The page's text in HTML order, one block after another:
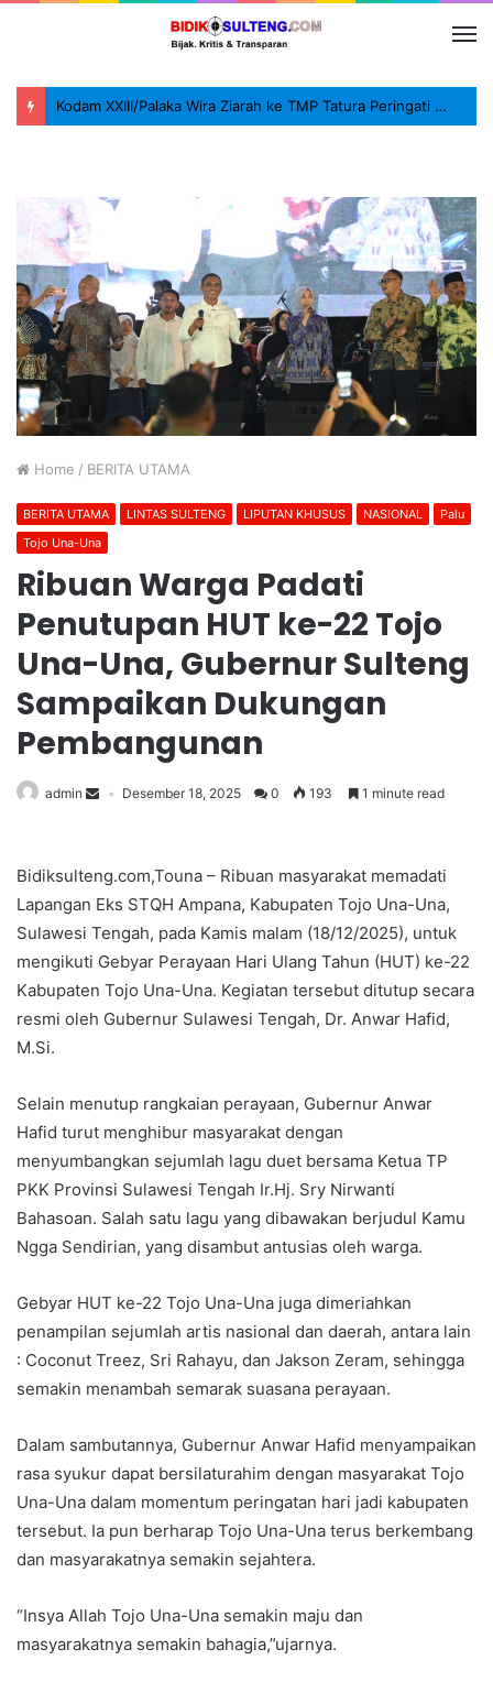
Kodam XXIII/Palaka Wira Ziarah ke TMP Tatura Peringati HUT ke-1
Home / BERITA UTAMA
BERITA UTAMA LINTAS SULTENG LIPUTAN KHUSUS NASIONAL
Palu
Tojo Una-Una
Ribuan Warga Padati
Penutupan HUT ke-22 Tojo
Una-Una, Gubernur Sulteng
Sampaikan Dukungan
Pembangunan
admin Desember 18, 2025 0 193 1 minute read
Bidiksulteng.com,Touna – Ribuan masyarakat memadati
Lapangan Eks STQH Ampana, Kabupaten Tojo Una-Una,
Sulawesi Tengah, pada Kamis malam (18/12/2025), untuk
mengikuti Gebyar Perayaan Hari Ulang Tahun (HUT) ke-22
Kabupaten Tojo Una-Una. Kegiatan tersebut ditutup secara
resmi oleh Gubernur Sulawesi Tengah, Dr. Anwar Hafid,
M.Si.
Selain menutup rangkaian perayaan, Gubernur Anwar
Hafid turut menghibur masyarakat dengan
menyumbangkan sejumlah lagu duet bersama Ketua TP
PKK Provinsi Sulawesi Tengah Ir.Hj. Sry Nirwanti
Bahasoan. Salah satu lagu yang dibawakan berjudul Kamu
Ngga Sendirian, yang disambut antusias oleh warga.
Gebyar HUT ke-22 Tojo Una-Una juga dimeriahkan
penampilan sejumlah artis nasional dan daerah, antara lain
: Coconut Treez, Sri Rahayu, dan Jakson Zeram, sehingga
semakin menambah semarak suasana perayaan.
Dalam sambutannya, Gubernur Anwar Hafid menyampaikan
rasa syukur dapat bersilaturahim dengan masyarakat Tojo
Una-Una dalam momentum peringatan hari jadi kabupaten
tersebut. Ia pun berharap Tojo Una-Una terus berkembang
dan masyarakatnya semakin sejahtera.
“Insya Allah Tojo Una-Una semakin maju dan
masyarakatnya semakin bahagia,”ujarnya.